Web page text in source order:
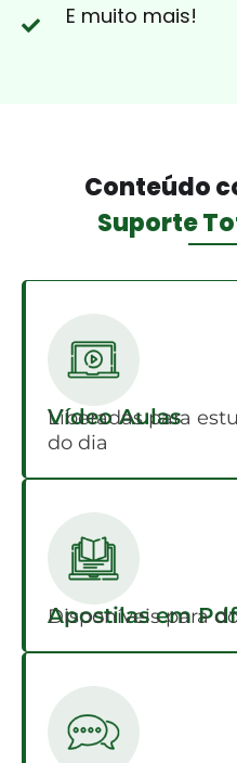
E muito mais!
Conteúdo
Suporte
Vídeo Aulas
Liberadas para
do dia
Apostilas em Pdf
Disponíveis para